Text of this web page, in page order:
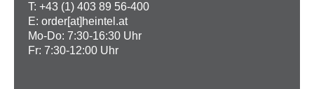
T: +43 (1) 403 89 56-400
E: order[at]heintel.at
Mo-Do: 7:30-16:30 Uhr
Fr: 7:30-12:00 Uhr